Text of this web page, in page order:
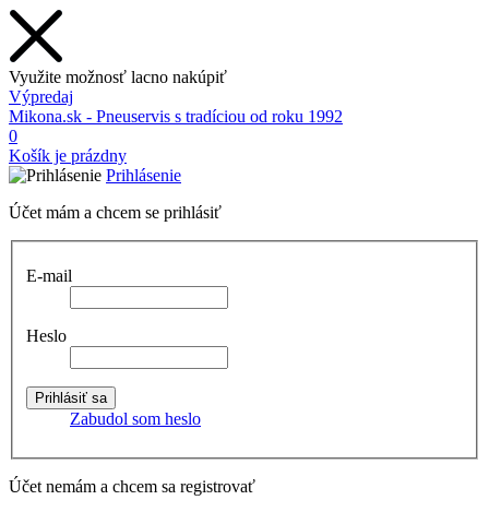
Využite možnosť lacno nakúpiť
Výpredaj
Mikona.sk - Pneuservis s tradíciou od roku 1992
0
Košík je prázdny
Prihlásenie
Účet mám a chcem se prihlásiť
E-mail
Heslo
Zabudol som heslo
Účet nemám a chcem sa registrovať